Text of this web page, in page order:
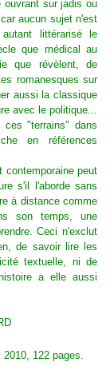
ouvrant sur jadis ou
aucun sujet n'est
littérarisé le
que médical au
que révèlent, de
romanesques sur
aussi la classique
avec le politique...
ces "terrains" dans
en références
contemporaine peut
s'il l'aborde sans
à distance comme
son temps, une
Ceci n'exclut
de savoir lire les
textuelle, ni de
a elle aussi
122 pages.